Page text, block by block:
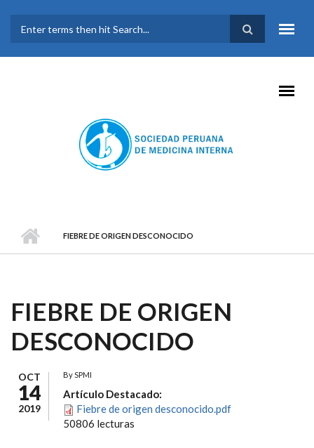
FORMULARIO DE
BÚSQUEDA
FIEBRE DE ORIGEN DESCONOCIDO
FIEBRE DE ORIGEN
DESCONOCIDO
OCT
14
2019
BySPMI
Artículo Destacado:
Fiebre de origen desconocido.pdf
50806 lecturas